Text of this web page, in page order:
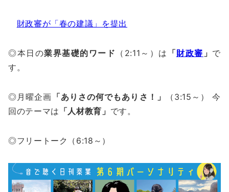
財政審が「春の建議」を提出
◎本日の業界基礎的ワード （2:11～）は 「財政審 」 で
す。
◎月曜企画 「ありさの何でもありさ！」
（3:15～） 今
回のテーマは 「人材教育」 です。
◎フリートーク（6:18～）